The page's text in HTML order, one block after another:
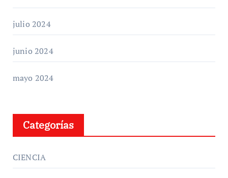
julio 2024
junio 2024
mayo 2024
Categorías
CIENCIA